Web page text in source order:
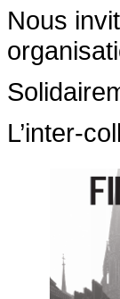
Nous
L’inter-